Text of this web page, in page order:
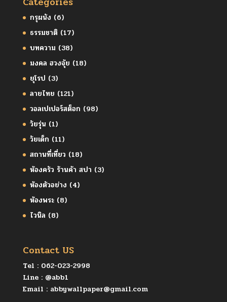
กรุผนัง (6)
ธรรมชาติ(17)
บทความ (38)
มงคล ฮวงจุ้ย (18)
ยุโรป (3)
ลายไทย (121)
วอลเปเปอร์สต็อก (98)
วัยรุ่น (1)
วัยเด็ก (11)
สถานที่เที่ยว (18)
ห้องครัว ร้านค้า สปา (3)
ห้องตัวอย่าง (4)
ห้องพระ(8)
ไวนิล (8)
Contact US
Tel : 062-023-2998
Line : @abb1
Email : abbywallpaper@gmail.com